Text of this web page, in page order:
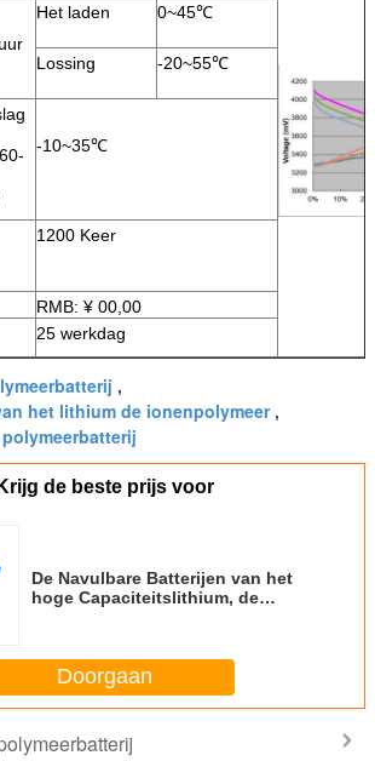
Het laden 0~45℃
Lossing -20~55℃
-10~35℃
1200 Keer
RMB: ¥ 00,00
25 werkdag
,
het lithium de ionenpolymeer,
Krijg de beste prijs voor
De Navulbare Batterijen van het
hoge Capaciteitslithium, de
Doorgaan